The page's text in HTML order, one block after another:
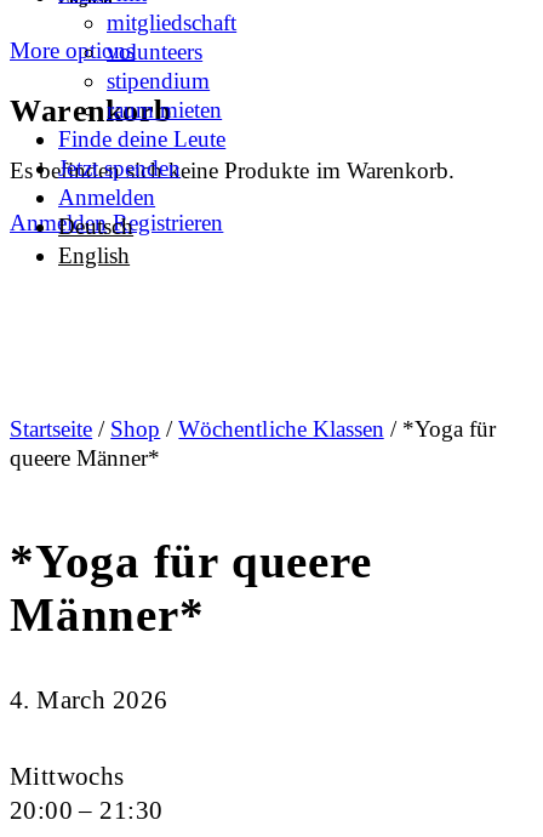
More options
Warenkorb
Es befinden sich keine Produkte im Warenkorb.
Anmelden Registrieren
mitgliedschaft
volunteers
stipendium
raum mieten
Finde deine Leute
Jetzt spenden
Anmelden
Deutsch
English
Startseite / Shop /Wöchentliche Klassen/ *Yoga für
queere Männer*
*Yoga für queere
Männer*
4. March 2026
Mittwochs
20:00 – 21:30